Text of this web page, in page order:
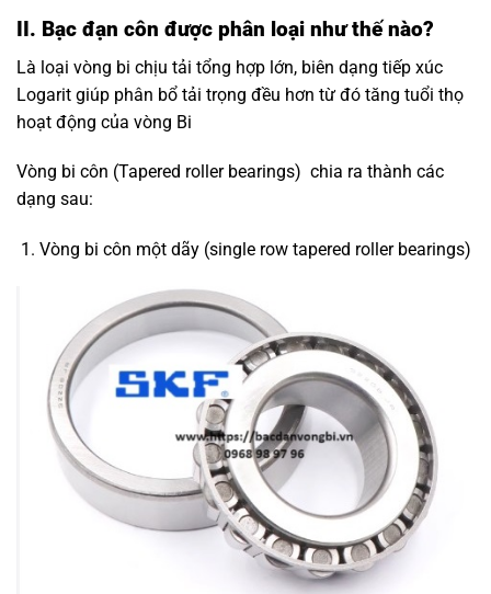
II. Bạc đạn côn được phân loại như thế nào?
Là loại vòng bi chịu tải tổng hợp lớn, biên dạng tiếp xúc
Logarit giúp phân bổ tải trọng đều hơn từ đó tăng tuổi thọ
hoạt động của vòng Bi
Vòng bi côn (Tapered roller bearings) chia ra thành các
dạng sau:
Vòng bi côn một dãy (single row tapered roller bearings)